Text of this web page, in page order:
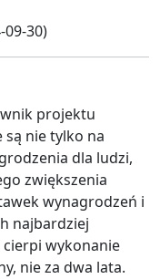
09-30)
projektu
są nie tylko na
dla ludzi,
zwiększenia
wynagrodzeń i
najbardziej
cierpi wykonanie
nie za dwa lata.